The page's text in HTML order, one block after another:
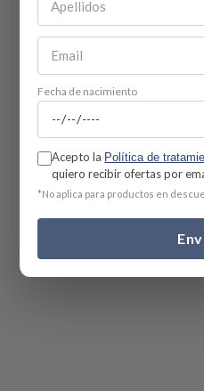
Fecha de nacimiento
Acepto la Política de
quiero recibir ofertas por
*No aplica para productos en